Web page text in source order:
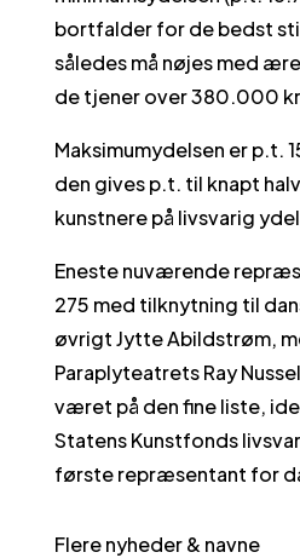
bortfalder for de bedst
således må nøjes med
de tjener over 380.000
Maksimumydelsen er p.t.
den gives p.t. til knapt
kunstnere på livsvarig
Eneste nuværende
275 med tilknytning til
øvrigt Jytte Abildstrøm,
Paraplyteatrets Ray
været på den fine liste,
Statens Kunstfonds
første repræsentant for
Flere nyheder & navne